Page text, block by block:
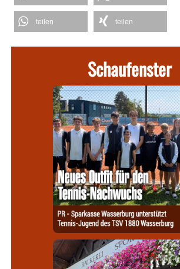
teilen teilen
Schaufenster